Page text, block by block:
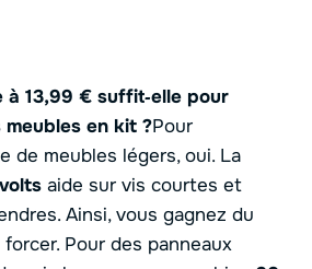
à 13,99 € suffit‑elle pour
meubles en kit ?Pour
de meubles légers, oui. La
aide sur vis courtes et
Ainsi, vous gagnez du
Pour des panneaux